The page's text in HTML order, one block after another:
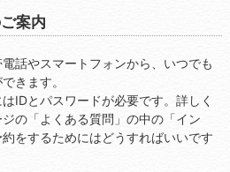
案内
話やスマートフォンから、いつでも
きます。
IDとパスワードが必要です。詳しく
の「よくある質問」の中の「イン
をするためにはどうすればいいです